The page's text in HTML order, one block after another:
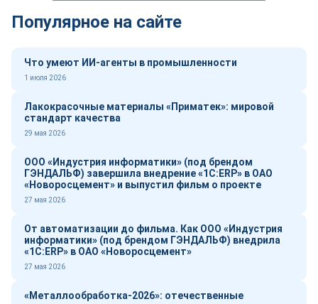
Популярное на сайте
Что умеют ИИ-агенты в промышленности
1 июля 2026
Лакокрасочные материалы «Приматек»: мировой
стандарт качества
29 мая 2026
ООО «Индустрия информатики» (под брендом
ГЭНДАЛЬФ) завершила внедрение «1С:ERP» в ОАО
«Новоросцемент» и выпустил фильм о проекте
27 мая 2026
От автоматизации до фильма. Как ООО «Индустрия
информатики» (под брендом ГЭНДАЛЬФ) внедрила
«1С:ERP» в ОАО «Новоросцемент»
27 мая 2026
«Металлообработка-2026»: отечественные